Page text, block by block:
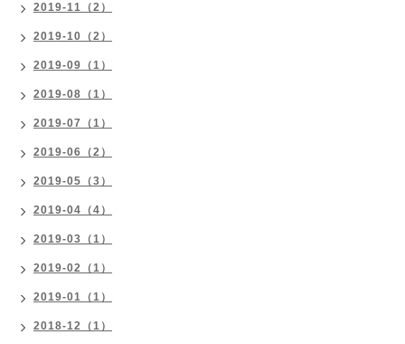
2019-11（2）
2019-10（2）
2019-09（1）
2019-08（1）
2019-07（1）
2019-06（2）
2019-05（3）
2019-04（4）
2019-03（1）
2019-02（1）
2019-01（1）
2018-12（1）